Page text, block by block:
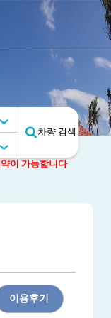
차량 검색
이 가능합니다
이용후기